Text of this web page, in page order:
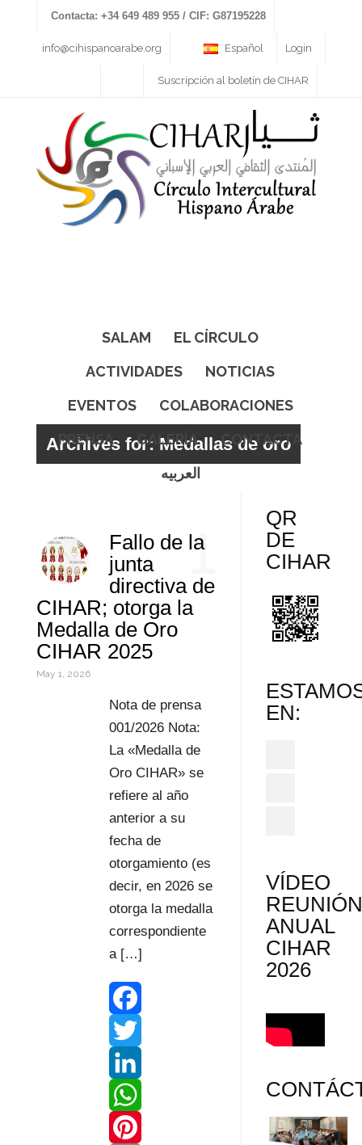
Contacta: +34 649 489 955 / CIF: G87195228
info@cihispanoarabe.org Login
Español
Suscripción al boletín de CIHAR
SALAM
EL CÍRCULO
ACTIVIDADES
NOTICIAS
EVENTOS
COLABORACIONES
PRENSA
GALERÍA
CONTACTA
العربيه
Archives for: Medallas de oro
1
Fallo de la
junta
directiva de
CIHAR; otorga la
Medalla de Oro
CIHAR 2025
May 1, 2026
Nota de prensa
001/2026 Nota:
La «Medalla de
Oro CIHAR» se
refiere al año
anterior a su
fecha de
otorgamiento (es
decir, en 2026 se
otorga la medalla
correspondiente
a […]
F
a
c
e
T
w
L
W
QR
DE
CIHAR
EN:
VÍDEO
ANUAL
CIHAR
2026